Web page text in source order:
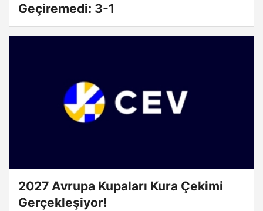
Geçiremedi: 3-1
2027 Avrupa Kupaları Kura Çekimi
Gerçekleşiyor!